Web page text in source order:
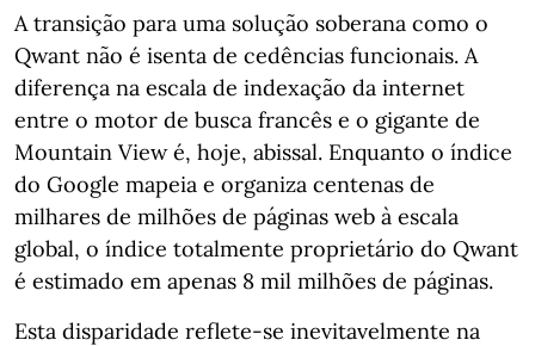
A transição para uma solução soberana como o
Qwant não é isenta de cedências funcionais. A
diferença na escala de indexação da internet
entre o motor de busca francês e o gigante de
Mountain View é, hoje, abissal. Enquanto o índice
do Google mapeia e organiza centenas de
milhares de milhões de páginas web à escala
global, o índice totalmente proprietário do Qwant
é estimado em apenas 8 mil milhões de páginas.
Esta disparidade reflete-se inevitavelmente na